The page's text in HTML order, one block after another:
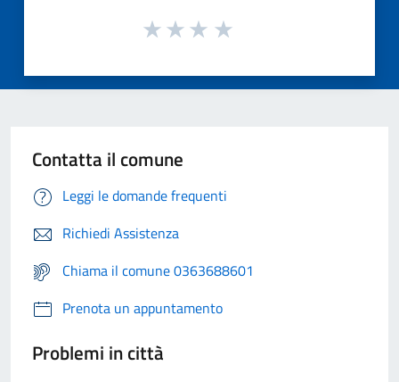
Contatta il comune
Leggi le domande frequenti
Richiedi Assistenza
Chiama il comune 0363688601
Prenota un appuntamento
Problemi in città